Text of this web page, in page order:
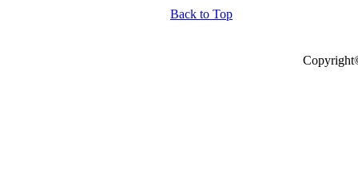
Back to Top